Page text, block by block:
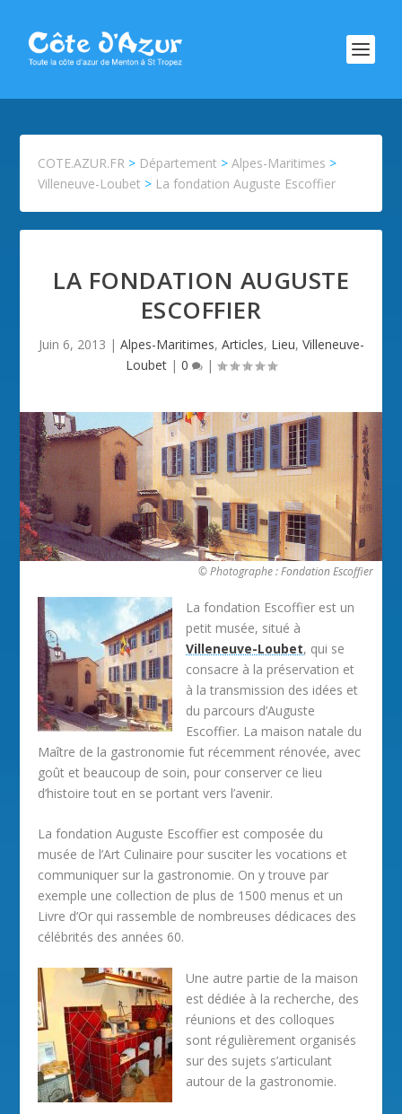
COTE.AZUR.FR > Département >Alpes-Maritimes >
Villeneuve-Loubet > La fondation Auguste Escoffier
LA FONDATION AUGUSTE
ESCOFFIER
Juin 6, 2013 | Alpes-Maritimes, Articles, Lieu, Villeneuve-
Loubet | 0 |
© Photographe : Fondation Escoffier
La fondation Escoffier est un
petit musée, situé à
Villeneuve-Loubet, qui se
consacre à la préservation et
à la transmission des idées et
du parcours d’Auguste
Escoffier. La maison natale du
Maître de la gastronomie fut récemment rénovée, avec
goût et beaucoup de soin, pour conserver ce lieu
d’histoire tout en se portant vers l’avenir.
La fondation Auguste Escoffier est composée du
musée de l’Art Culinaire pour susciter les vocations et
communiquer sur la gastronomie. On y trouve par
exemple une collection de plus de 1500 menus et un
Livre d’Or qui rassemble de nombreuses dédicaces des
célébrités des années 60.
Une autre partie de la maison
est dédiée à la recherche, des
réunions et des colloques
sont régulièrement organisés
sur des sujets s’articulant
autour de la gastronomie.